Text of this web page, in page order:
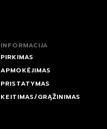
INFORMACIJA
PIRKIMAS
APMOKĖJIMAS
PRISTATYMAS
KEITIMAS/GRĄŽINIMAS